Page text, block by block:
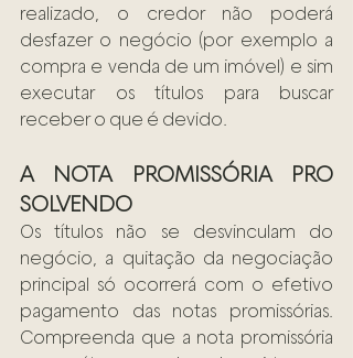
realizado, o credor não poderá
desfazer o negócio (por exemplo a
compra e venda de um imóvel) e sim
executar os títulos para buscar
receber o que é devido.
A NOTA PROMISSÓRIA PRO
SOLVENDO
Os títulos não se desvinculam do
negócio, a quitação da negociação
principal só ocorrerá com o efetivo
pagamento das notas promissórias.
Compreenda que a nota promissória